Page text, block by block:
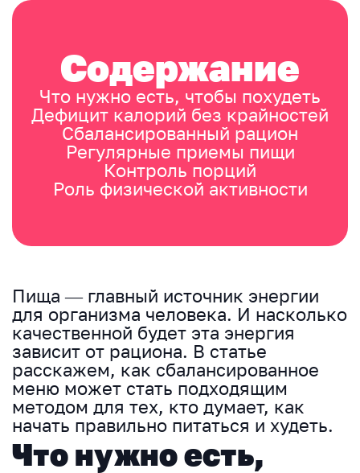
Содержание
Что нужно есть, чтобы похудеть
Дефицит калорий без крайностей
Сбалансированный рацион
Регулярные приемы пищи
Контроль порций
Роль физической активности
Пища — главный источник энергии
для организма человека. И насколько
качественной будет эта энергия
зависит от рациона. В статье
расскажем, как сбалансированное
меню может стать подходящим
методом для тех, кто думает, как
начать правильно питаться и худеть.
Что нужно есть,